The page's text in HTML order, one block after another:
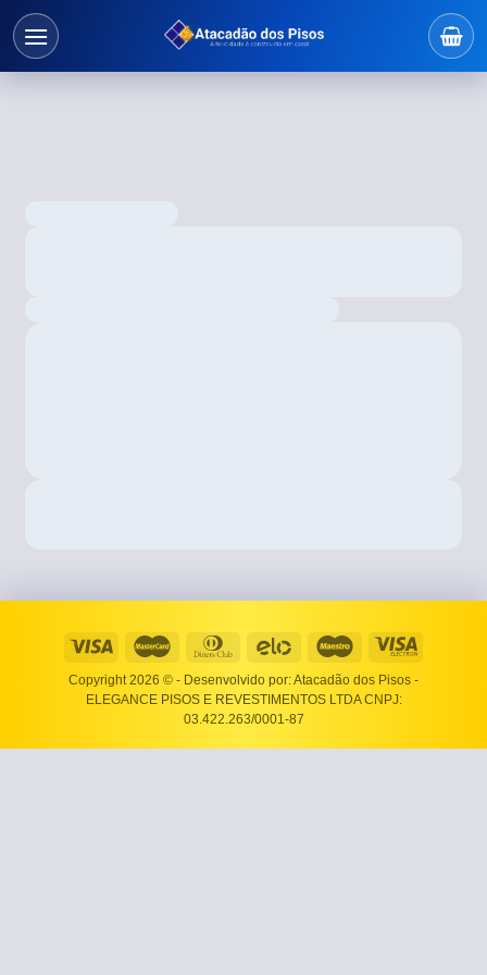
Copyright 2026 © - Desenvolvido por: Atacadão dos Pisos -
ELEGANCE PISOS E REVESTIMENTOS LTDA CNPJ:
03.422.263/0001-87